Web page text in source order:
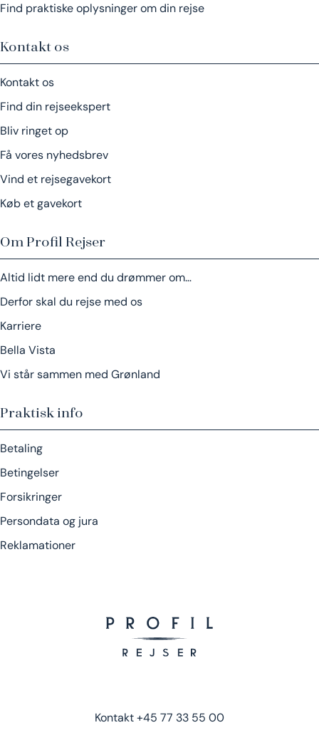
Find praktiske oplysninger om din rejse
Kontakt os
Kontakt os
Find din rejseekspert
Bliv ringet op
Få vores nyhedsbrev
Vind et rejsegavekort
Køb et gavekort
Om Profil Rejser
Altid lidt mere end du drømmer om…
Derfor skal du rejse med os
Karriere
Bella Vista
Vi står sammen med Grønland
Praktisk info
Betaling
Betingelser
Forsikringer
Persondata og jura
Reklamationer
Kontakt+45 77 33 55 00